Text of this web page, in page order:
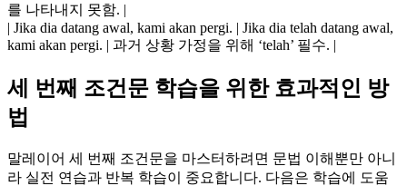
를 나타내지 못함. |
| Jika dia datang awal, kami akan pergi. | Jika dia telah datang awal,
kami akan pergi. | 과거 상황 가정을 위해 ‘telah’ 필수. |
세 번째 조건문 학습을 위한 효과적인 방
법
말레이어 세 번째 조건문을 마스터하려면 문법 이해뿐만 아니
라 실전 연습과 반복 학습이 중요합니다. 다음은 학습에 도움